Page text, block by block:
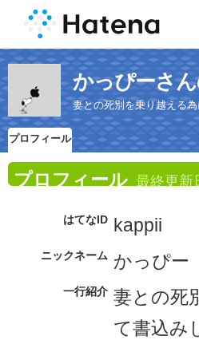
かっぴーさ
妻との死別を乗り越える
プロフィール
プロフィール 最終更新
はてなID kappii
ニックネーム かっぴー
一行紹介 妻との死
て書込み